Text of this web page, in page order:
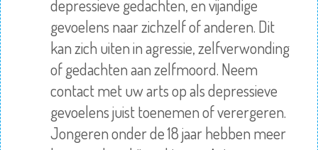
depressieve gedachten, en vijandige
gevoelens naar zichzelf of anderen. Dit
kan zich uiten in agressie, zelfverwonding
of gedachten aan zelfmoord. Neem
contact met uw arts op als depressieve
gevoelens juist toenemen of verergeren.
Jongeren onder de 18 jaar hebben meer